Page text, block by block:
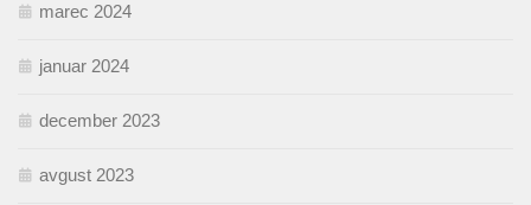
marec 2024
januar 2024
december 2023
avgust 2023